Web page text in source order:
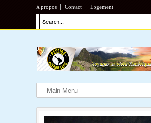
A propos Contact Logement